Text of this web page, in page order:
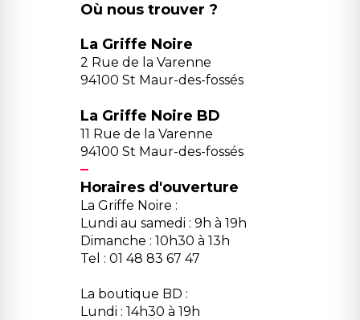
Où nous trouver ?
La Griffe Noire
2 Rue de la Varenne
94100 St Maur-des-fossés
La Griffe Noire BD
11 Rue de la Varenne
94100 St Maur-des-fossés
Horaires d'ouverture
La Griffe Noire :
Lundi au samedi : 9h à 19h
Dimanche : 10h30 à 13h
Tel : 01 48 83 67 47
La boutique BD :
Lundi : 14h30 à 19h